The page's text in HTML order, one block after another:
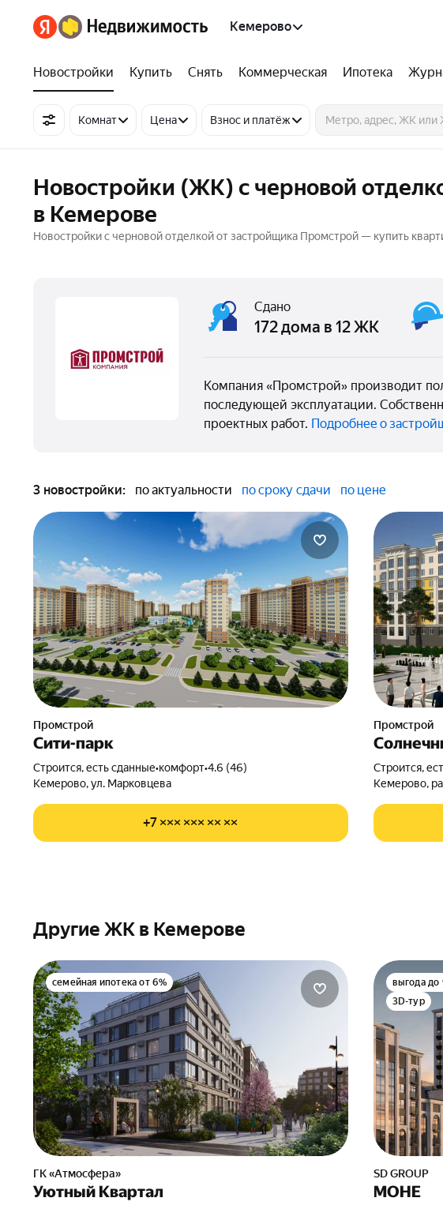
Кемерово
Новостройки Купить Снять Коммерческая Ипотека
Комнат Цена Взнос и платёж
Новостройки (ЖК) с черновой
в Кемерове
Новостройки с черновой отделкой от застройщика Промстрой — купить
Сдано
172 дома в 12 ЖК
Компания «Промстрой» производит
последующей эксплуатации.
проектных работ. Подробнее о
3 новостройки: по актуальности по сроку сдачи по цене
Промстрой
Сити-парк
Строится, есть сданные•комфорт•4.6 (46)
Кемерово, ул. Марковцева
+7 ××× ××× ×× ××
Промстрой
Строится,
Кемерово,
Другие ЖК в Кемерове
семейная ипотека от 6%
ГК «Атмосфера»
Уютный Квартал
выгода до
3D-тур
SD GROUP
МОНЕ